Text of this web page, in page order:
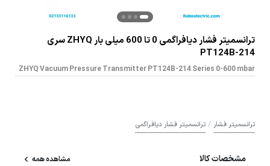
ترانسمیتر فشار دیافراگمی 0 تا 600 میلی بار ZHYQ سری
PT124B-214
ZHYQ Vacuum Pressure Transmitter PT124B-214 Series 0-600 mbar
ترانسمیتر فشار / ترانسمیتر فشار دیافراگمی
مشخصات کالا مشاهده همه